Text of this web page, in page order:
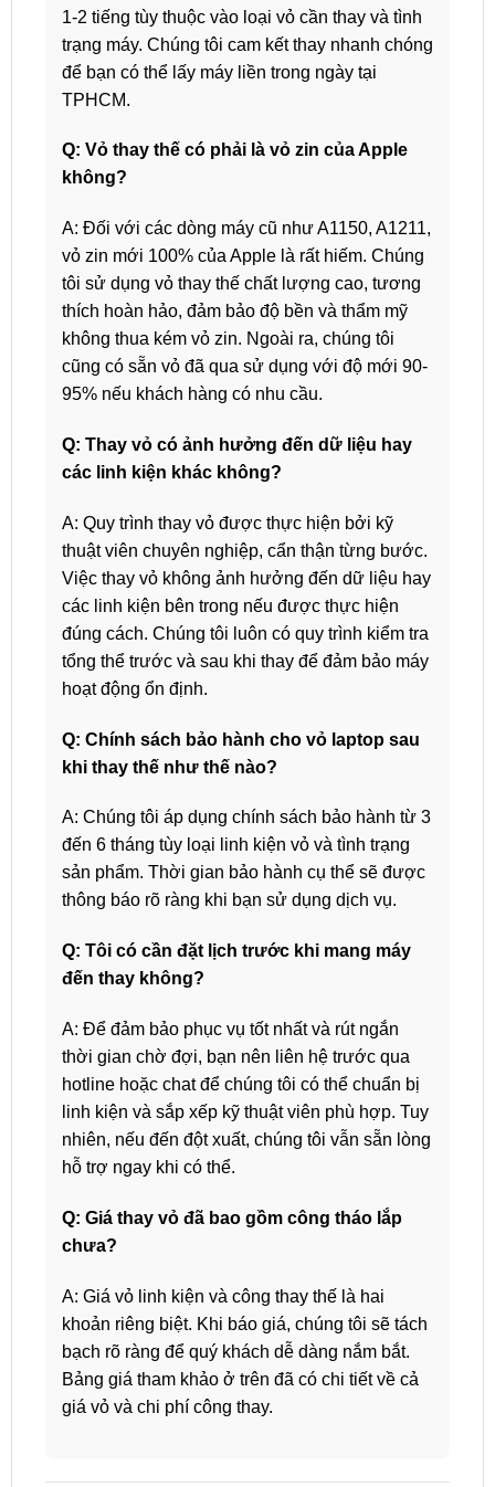
1-2 tiếng tùy thuộc vào loại vỏ cần thay và tình
trạng máy. Chúng tôi cam kết thay nhanh chóng
để bạn có thể lấy máy liền trong ngày tại
TPHCM.
Q: Vỏ thay thế có phải là vỏ zin của Apple
không?
A: Đối với các dòng máy cũ như A1150, A1211,
vỏ zin mới 100% của Apple là rất hiếm. Chúng
tôi sử dụng vỏ thay thế chất lượng cao, tương
thích hoàn hảo, đảm bảo độ bền và thẩm mỹ
không thua kém vỏ zin. Ngoài ra, chúng tôi
cũng có sẵn vỏ đã qua sử dụng với độ mới 90-
95% nếu khách hàng có nhu cầu.
Q: Thay vỏ có ảnh hưởng đến dữ liệu hay
các linh kiện khác không?
A: Quy trình thay vỏ được thực hiện bởi kỹ
thuật viên chuyên nghiệp, cẩn thận từng bước.
Việc thay vỏ không ảnh hưởng đến dữ liệu hay
các linh kiện bên trong nếu được thực hiện
đúng cách. Chúng tôi luôn có quy trình kiểm tra
tổng thể trước và sau khi thay để đảm bảo máy
hoạt động ổn định.
Q: Chính sách bảo hành cho vỏ laptop sau
khi thay thế như thế nào?
A: Chúng tôi áp dụng chính sách bảo hành từ 3
đến 6 tháng tùy loại linh kiện vỏ và tình trạng
sản phẩm. Thời gian bảo hành cụ thể sẽ được
thông báo rõ ràng khi bạn sử dụng dịch vụ.
Q: Tôi có cần đặt lịch trước khi mang máy
đến thay không?
A: Để đảm bảo phục vụ tốt nhất và rút ngắn
thời gian chờ đợi, bạn nên liên hệ trước qua
hotline hoặc chat để chúng tôi có thể chuẩn bị
linh kiện và sắp xếp kỹ thuật viên phù hợp. Tuy
nhiên, nếu đến đột xuất, chúng tôi vẫn sẵn lòng
hỗ trợ ngay khi có thể.
Q: Giá thay vỏ đã bao gồm công tháo lắp
chưa?
A: Giá vỏ linh kiện và công thay thế là hai
khoản riêng biệt. Khi báo giá, chúng tôi sẽ tách
bạch rõ ràng để quý khách dễ dàng nắm bắt.
Bảng giá tham khảo ở trên đã có chi tiết về cả
giá vỏ và chi phí công thay.